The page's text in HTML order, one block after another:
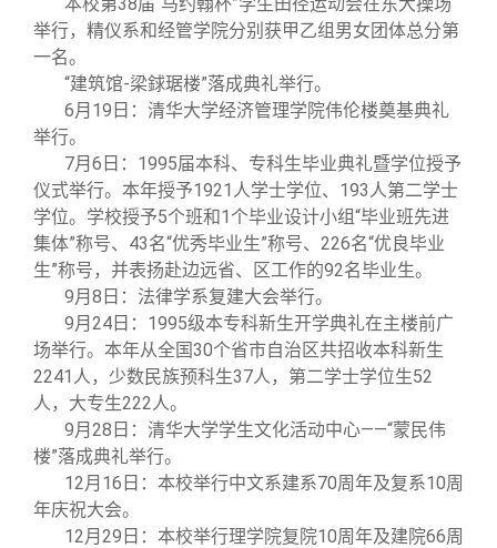
举行，精仪系和经管学院分别获甲乙组男女团体总分第
一名。
“建筑馆-梁銶琚楼”落成典礼举行。
6月19日：清华大学经济管理学院伟伦楼奠基典礼
举行。
7月6日：1995届本科、专科生毕业典礼暨学位授予
仪式举行。本年授予1921人学士学位、193人第二学士
学位。学校授予5个班和1个毕业设计小组“毕业班先进
集体”称号、43名“优秀毕业生”称号、226名“优良毕业
生”称号，并表扬赴边远省、区工作的92名毕业生。
9月8日：法律学系复建大会举行。
9月24日：1995级本专科新生开学典礼在主楼前广
场举行。本年从全国30个省市自治区共招收本科新生
2241人，少数民族预科生37人，第二学士学位生52
人，大专生222人。
9月28日：清华大学学生文化活动中心——“蒙民伟
楼”落成典礼举行。
12月16日：本校举行中文系建系70周年及复系10周
年庆祝大会。
12月29日：本校举行理学院复院10周年及建院66周